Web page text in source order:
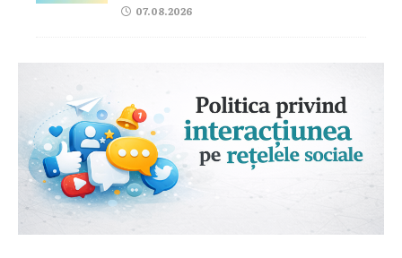
07.08.2026